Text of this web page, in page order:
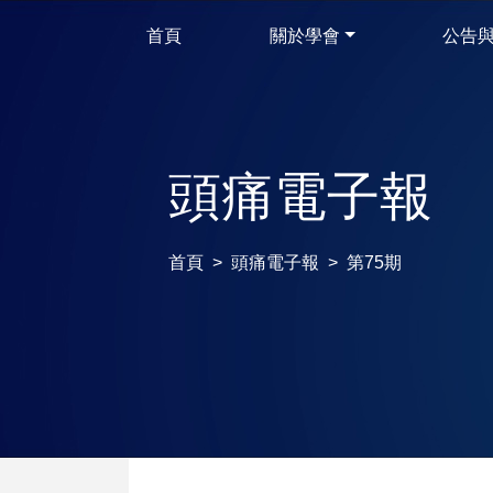
首頁 關於學會 公告
頭痛電子報
首頁 頭痛電子報 第75期